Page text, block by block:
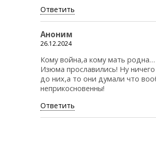
Ответить
Аноним
26.12.2024
Кому война,а кому мать
Изюма прославились! Ну
до них,а то они думали что
неприкосновенны!
Ответить